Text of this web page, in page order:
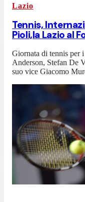
Lazio
Tennis,
Pioli,la Lazio al
Giornata di tennis per
Anderson, Stefan De
suo vice Giacomo